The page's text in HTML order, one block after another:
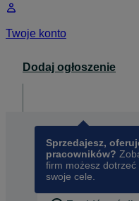
Twoje konto
Dodaj ogłoszenie
Sprzedajesz,
pracowników?
firm możesz
swoje cele.